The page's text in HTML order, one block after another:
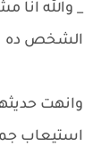
_ والله
الشخص ده
وانهت
استيعاب